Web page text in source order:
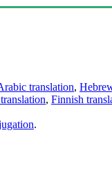
translation,
, Finnish
.